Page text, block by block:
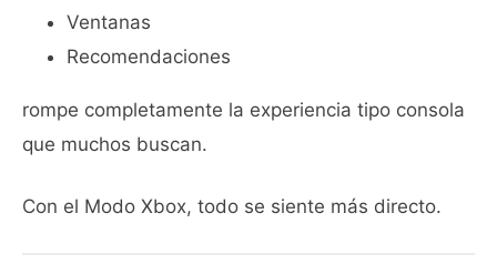
Ventanas
Recomendaciones
rompe completamente la experiencia tipo consola
que muchos buscan.
Con el Modo Xbox, todo se siente más directo.